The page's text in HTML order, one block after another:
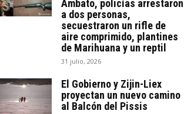
Ambato, policías arrestaron
a dos personas,
secuestraron un rifle de
aire comprimido, plantines
de Marihuana y un reptil
31 julio, 2026
El Gobierno y Zijin-Liex
proyectan un nuevo camino
al Balcón del Pissis